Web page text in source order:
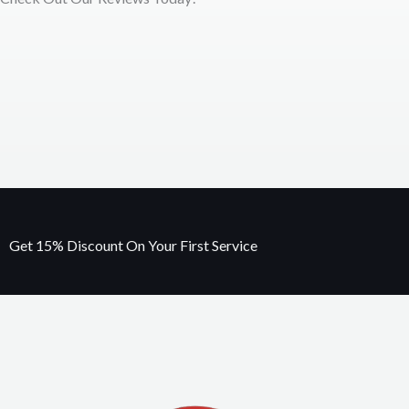
Get 15% Discount On Your First Service